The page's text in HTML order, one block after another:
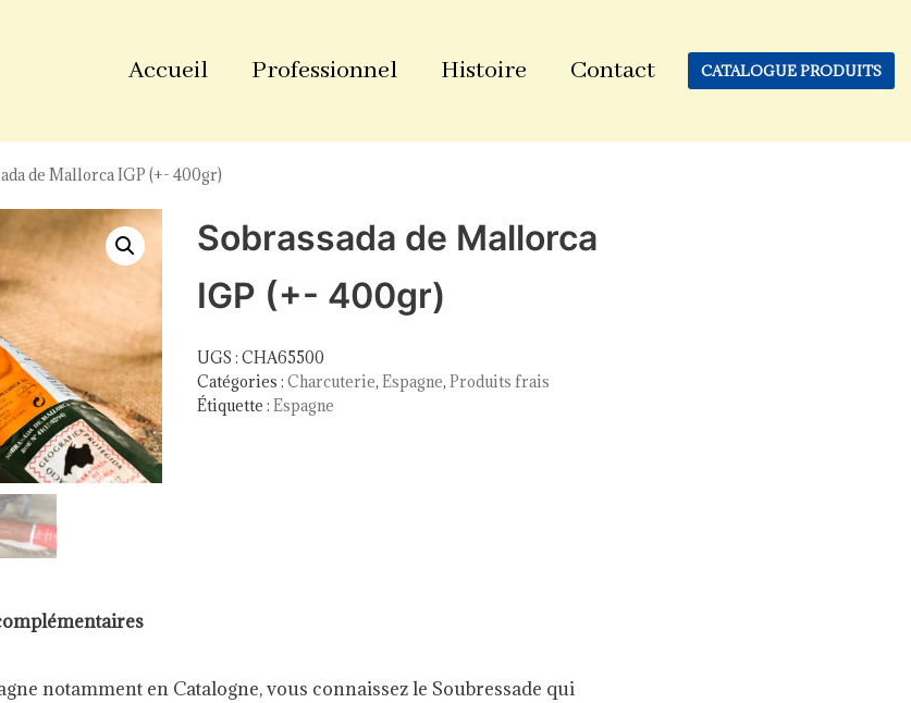
Accueil Professionnel Histoire Contact CATALOGUE PRODUITS
de Mallorca IGP (+- 400gr)
Sobrassada de Mallorca
IGP (+- 400gr)
UGS : CHA65500
Catégories : Charcuterie, Espagne, Produits frais
Étiquette : Espagne
notamment en Catalogne, vous connaissez le Soubressade qui